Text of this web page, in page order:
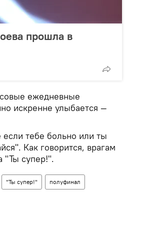
прошла в
ежедневные
искренне улыбается —
тебе больно или ты
Как говорится, врагам
"Ты супер!".
"Ты супер!" полуфинал